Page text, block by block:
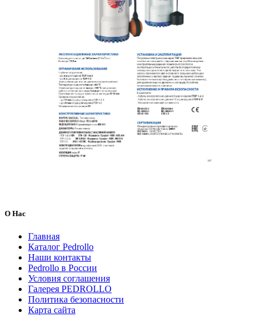
О Нас
Главная
Каталог Pedrollo
Наши контакты
Pedrollo в России
Условия соглашения
Галерея PEDROLLO
Политика безопасности
Карта сайта